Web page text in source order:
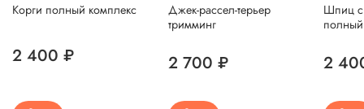
Корги полный комплекс
2 400 ₽
Джек-рассел-терьер
тримминг
2 700 ₽
Шпиц
2